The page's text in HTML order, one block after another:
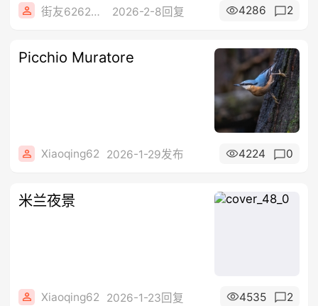
街友62628741 2026-2-8回复 4286 2
Picchio Muratore
Xiaoqing62 2026-1-29发布 4224 0
米兰夜景
Xiaoqing62 2026-1-23回复 4535 2